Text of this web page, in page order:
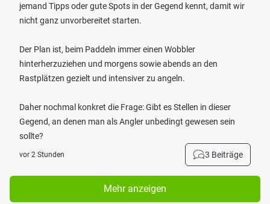
jemand Tipps oder gute Spots in der Gegend kennt, damit wir
nicht ganz unvorbereitet starten.
Der Plan ist, beim Paddeln immer einen Wobbler
hinterherzuziehen und morgens sowie abends an den
Rastplätzen gezielt und intensiver zu angeln.
Daher nochmal konkret die Frage: Gibt es Stellen in dieser
Gegend, an denen man als Angler unbedingt gewesen sein
sollte?
vor 2 Stunden 3 Beiträge
Mehr anzeigen